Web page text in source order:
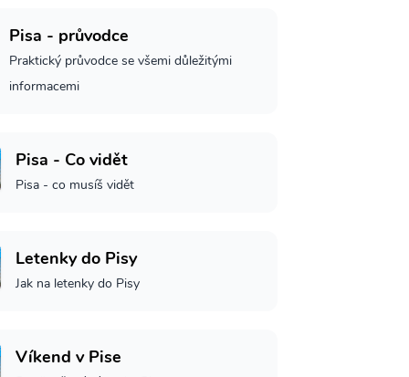
Pisa - průvodce
Praktický průvodce se všemi důležitými
informacemi
Pisa - Co vidět
Pisa - co musíš vidět
Letenky do Pisy
Jak na letenky do Pisy
Víkend v Pise